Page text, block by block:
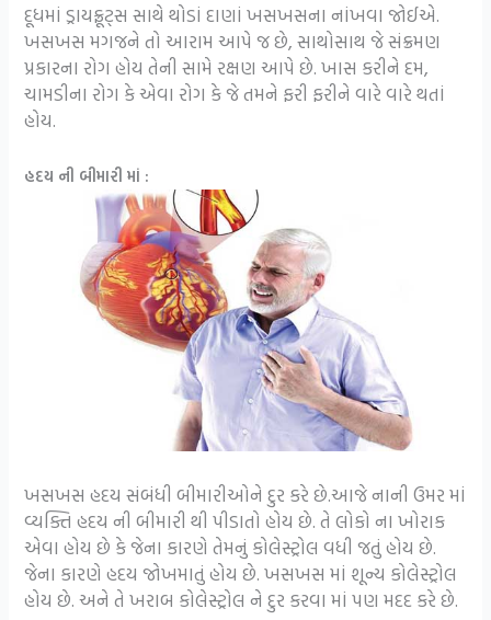
દૂધમાં ડ્રાયફ્રૂટ્સ સાથે થોડાં દાણાં ખસખસના નાંખવા જોઈએ.
ખસખસ મગજને તો આરામ આપે જ છે, સાથોસાથ જે સંક્રમણ
પ્રકારના રોગ હોય તેની સામે રક્ષણ આપે છે. ખાસ કરીને દમ,
ચામડીના રોગ કે એવા રોગ કે જે તમને ફરી ફરીને વારે વારે થતાં
હોય.
હદય ની બીમારી માં :
ખસખસ હદય સંબંધી બીમારીઓને દુર કરે છે.આજે નાની ઉમર માં
વ્યક્તિ હદય ની બીમારી થી પીડાતો હોય છે. તે લોકો ના ખોરાક
એવા હોય છે કે જેના કારણે તેમનું કોલેસ્ટ્રોલ વધી જતું હોય છે.
જેના કારણે હદય જોખમાતું હોય છે. ખસખસ માં શૂન્ય કોલેસ્ટ્રોલ
હોય છે. અને તે ખરાબ કોલેસ્ટ્રોલ ને દુર કરવા માં પણ મદદ કરે છે.